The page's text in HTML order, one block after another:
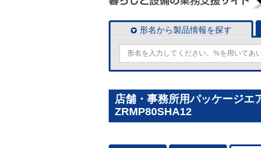
形名から製品情報を探す
店舗・事務所用パッケージエ
ZRMP80SHA12